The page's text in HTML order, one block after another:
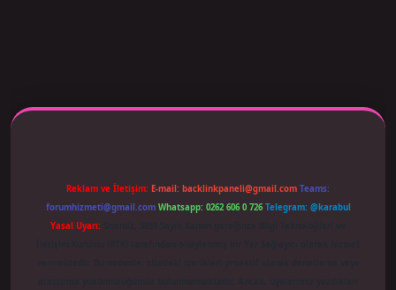
Reklam ve İletişim: E-mail: backlinkpaneli@gmail.com Teams:
forumhizmeti@gmail.com Whatsapp: 0262 606 0 726 Telegram: @karabul
Yasal Uyarı: